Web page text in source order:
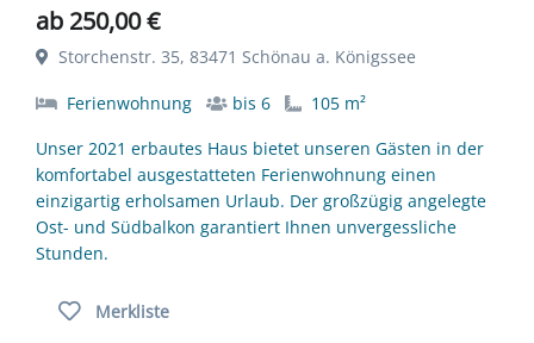
ab 250,00 €
Storchenstr. 35, 83471 Schönau a. Königssee
Ferienwohnung bis 6
105 m²
Unser 2021 erbautes Haus bietet unseren Gästen in der
komfortabel ausgestatteten Ferienwohnung einen
einzigartig erholsamen Urlaub. Der großzügig angelegte
Ost- und Südbalkon garantiert Ihnen unvergessliche
Stunden.
Merkliste